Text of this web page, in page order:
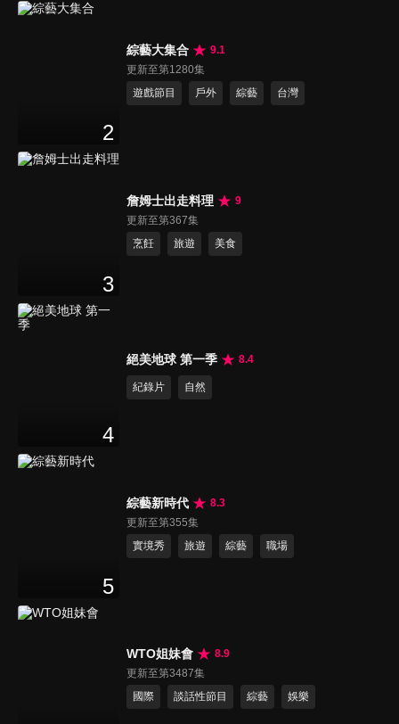
2
綜藝大集合
9.1
更新至第1280集
遊戲節目
戶外 綜藝 台灣
3
詹姆士出走料理
9
更新至第367集
烹飪
旅遊 美食
4
絕美地球 第一季 8.4
紀錄片 自然
5
綜藝新時代
8.3
更新至第355集
實境秀
旅遊 綜藝 職場
WTO姐妹會
8.9
更新至第3487集
國際
談話性節目 綜藝 娛樂